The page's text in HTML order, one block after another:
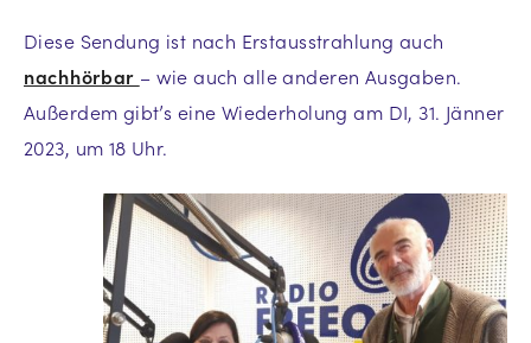
Diese Sendung ist nach Erstausstrahlung auch
nachhörbar – wie auch alle anderen Ausgaben.
Außerdem gibt’s eine Wiederholung am DI, 31. Jänner
2023, um 18 Uhr.